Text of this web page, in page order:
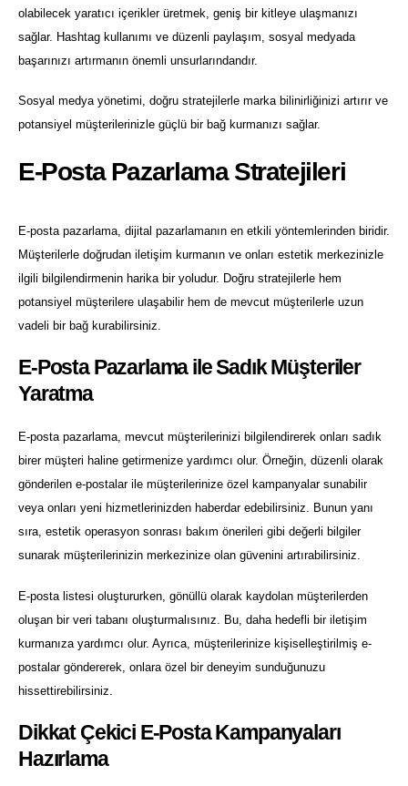
olabilecek yaratıcı içerikler üretmek, geniş bir kitleye ulaşmanızı
sağlar. Hashtag kullanımı ve düzenli paylaşım, sosyal medyada
başarınızı artırmanın önemli unsurlarındandır.
Sosyal medya yönetimi, doğru stratejilerle marka bilinirliğinizi artırır ve
potansiyel müşterilerinizle güçlü bir bağ kurmanızı sağlar.
E-Posta Pazarlama Stratejileri
E-posta pazarlama, dijital pazarlamanın en etkili yöntemlerinden biridir.
Müşterilerle doğrudan iletişim kurmanın ve onları estetik merkezinizle
ilgili bilgilendirmenin harika bir yoludur. Doğru stratejilerle hem
potansiyel müşterilere ulaşabilir hem de mevcut müşterilerle uzun
vadeli bir bağ kurabilirsiniz.
E-Posta Pazarlama ile Sadık Müşteriler
Yaratma
E-posta pazarlama, mevcut müşterilerinizi bilgilendirerek onları sadık
birer müşteri haline getirmenize yardımcı olur. Örneğin, düzenli olarak
gönderilen e-postalar ile müşterilerinize özel kampanyalar sunabilir
veya onları yeni hizmetlerinizden haberdar edebilirsiniz. Bunun yanı
sıra, estetik operasyon sonrası bakım önerileri gibi değerli bilgiler
sunarak müşterilerinizin merkezinize olan güvenini artırabilirsiniz.
E-posta listesi oluştururken, gönüllü olarak kaydolan müşterilerden
oluşan bir veri tabanı oluşturmalısınız. Bu, daha hedefli bir iletişim
kurmanıza yardımcı olur. Ayrıca, müşterilerinize kişiselleştirilmiş e-
postalar göndererek, onlara özel bir deneyim sunduğunuzu
hissettirebilirsiniz.
Dikkat Çekici E-Posta Kampanyaları
Hazırlama